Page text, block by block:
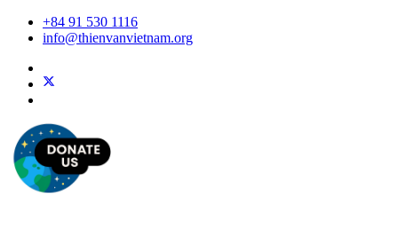
+84 91 530 1116
info@thienvanvietnam.org